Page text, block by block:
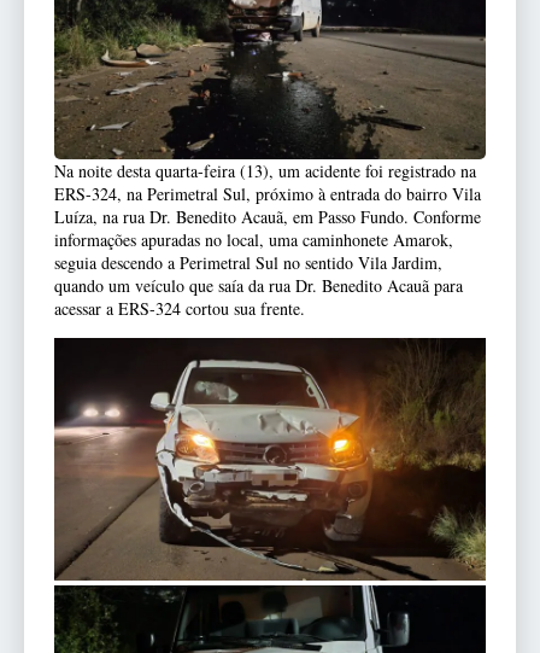
Na noite desta quarta-feira (13), um acidente foi registrado na
ERS-324, na Perimetral Sul, próximo à entrada do bairro Vila
Luíza, na rua Dr. Benedito Acauã, em Passo Fundo. Conforme
informações apuradas no local, uma caminhonete Amarok,
seguia descendo a Perimetral Sul no sentido Vila Jardim,
quando um veículo que saía da rua Dr. Benedito Acauã para
acessar a ERS-324 cortou sua frente.